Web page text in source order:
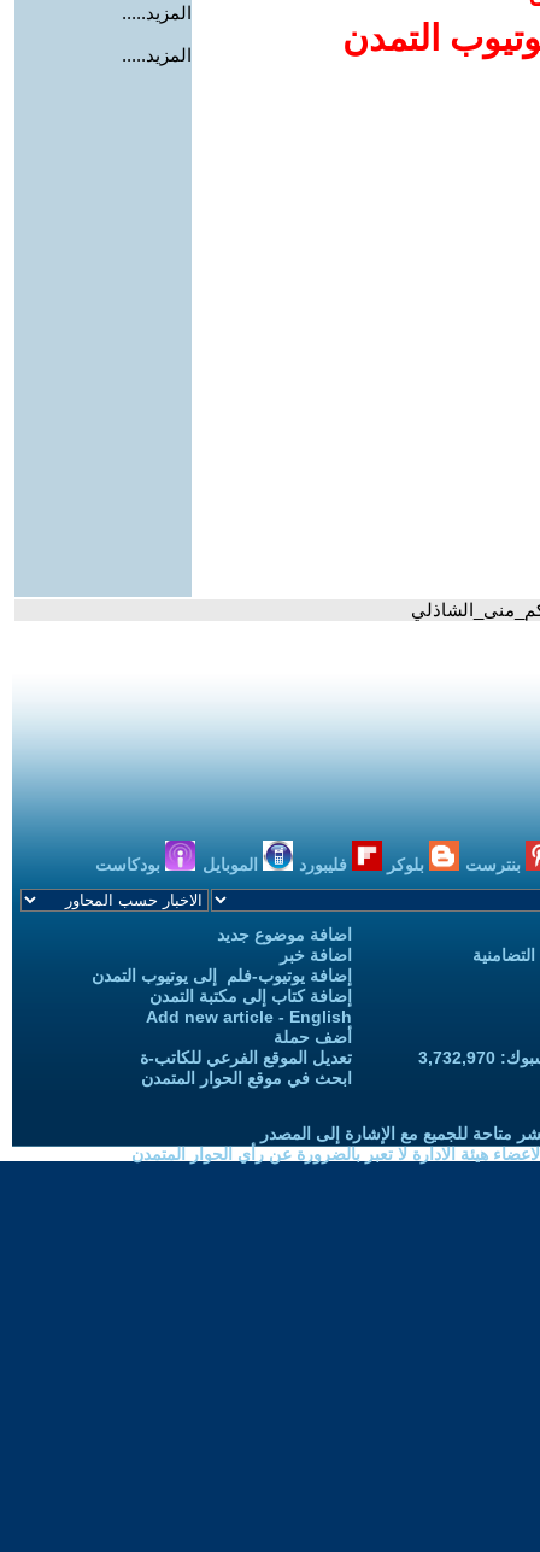
التمدن
المزيد.....
المزيد.....
بنترست بلوكر فليبورد الموبايل بودكاست
اضافة موضوع جديد
اضافة خبر
إضافة يوتيوب-فلم إلى يوتيوب التمدن
إضافة كتاب إلى مكتبة التمدن
Add new article - English
أضف حملة
تعديل الموقع الفرعي للكاتب-ة
ابحث في موقع الحوار المتمدن
متاحة للجميع مع الإشارة إلى المصدر
هيئة الادارة لا تعبر بالضرورة عن رأي الحوار المتمدن